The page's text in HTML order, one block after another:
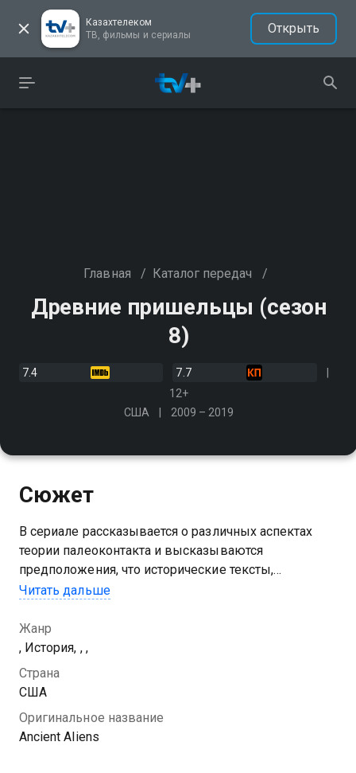
Казахтелеком
ТВ, фильмы и сериалы
Открыть
Главная / Каталог передач /
Древние пришельцы (сезон
8)
7.4
7.7
12+
США
2009 – 2019
Сюжет
В сериале рассказывается о различных аспектах
теории палеоконтакта и высказываются
предположения, что исторические тексты,
археологические свидетельства и легенды народов
с внеземными цивилизациями
Посмотреть онлайн 8 сезон сериала Древние
пришельцы вы можете совершенно бесплатно в
Читать дальше
Жанр
, История, , ,
Страна
США
Оригинальное название
Ancient Aliens